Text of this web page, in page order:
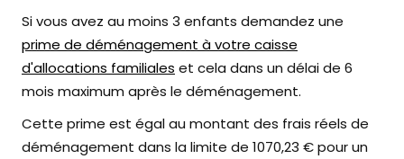
Si vous avez au moins 3 enfants demandez une
prime de déménagement à votre caisse
d'allocations familiales et cela dans un délai de 6
mois maximum après le déménagement.
Cette prime est égal au montant des frais réels de
déménagement dans la limite de 1070,23 € pour un